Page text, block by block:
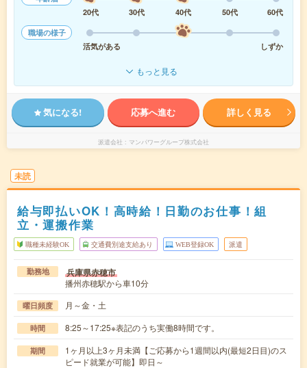
20代
30代 40代 50代
60代
職場の様子
活気がある
しずか
もっと見る
気になる! 応募へ進む 詳しく見る
派遣会社 マンパワーグループ株式会社
未読
給与即払いOK！高時給！日勤のお仕事！組
立・運搬作業
職種未経験OK 交通費別途支給あり WEB登録OK 派遣
勤務地 兵庫県赤穂市
播州赤穂駅から車10分
曜日頻度 月～金・土
時間 8:25～17:25※表記のうち実働8時間です。
期間
1ヶ月以上3ヶ月未満【ご応募から1週間以内(最短2日目)のス
ピード就業が可能】即日～